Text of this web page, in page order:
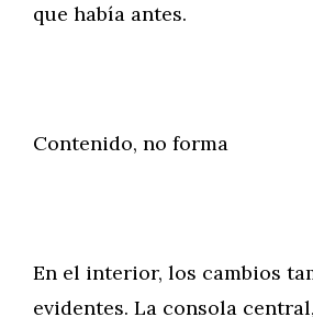
que había antes.
Contenido, no forma
En el interior, los cambios
evidentes. La consola